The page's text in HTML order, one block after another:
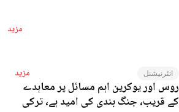
مزید
انٹرنیشنل مزید
روس اور یوکرین اہم مسائل پر معاہدے
کے قریب، جنگ بندی کی امید ہے، ترکی